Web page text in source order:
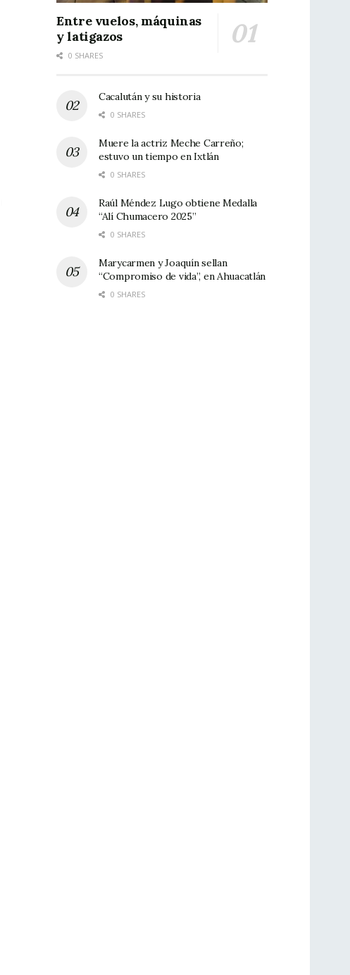
Entre vuelos, máquinas
y latigazos
0 SHARES
Cacalután y su historia
0 SHARES
Muere la actriz Meche Carreño;
estuvo un tiempo en Ixtlán
0 SHARES
Raúl Méndez Lugo obtiene Medalla
“Alí Chumacero 2025”
0 SHARES
Marycarmen y Joaquín sellan
“Compromiso de vida”, en Ahuacatlán
0 SHARES